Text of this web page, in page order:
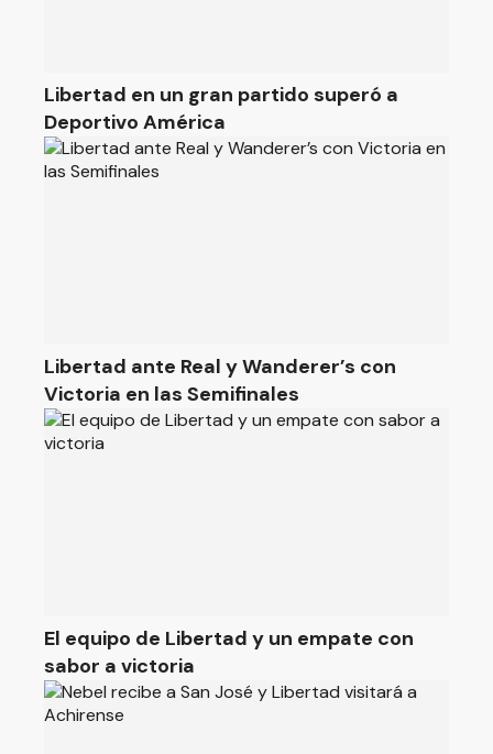
Libertad en un gran partido superó a
Deportivo América
Libertad ante Real y Wanderer’s con
Victoria en las Semifinales
El equipo de Libertad y un empate con
sabor a victoria